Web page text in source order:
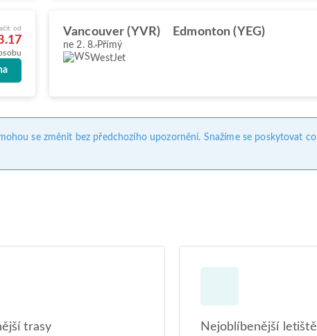
od Vancouver (YVR) Edmonton (YEG)
ne 2. 8. Přímý
WestJet
se změnit bez předchozího upozornění. Snažíme se poskytovat co
trasy Nejoblíbenější letiště